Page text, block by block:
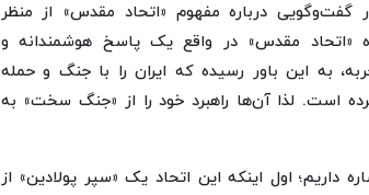
درباره مفهوم «اتحاد مقدس» از منظر
«اتحاد مقدس» در واقع یک پاسخ هوشمندانه و
به این باور رسیده که ایران را با جنگ و حمله
است. لذا آن‌ها راهبرد خود را از «جنگ سخت» به
اول اینکه این اتحاد یک «سپر پولادین» از